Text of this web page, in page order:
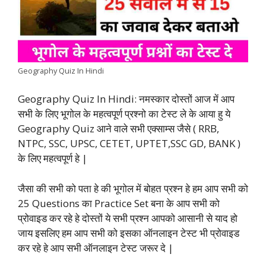
o
o
k
A
p
e
r
d
I
n
r
a
m
i
n
k
Geography Quiz In Hindi
Geography Quiz In Hindi: नमस्कार दोस्तों आज में आप
सभी के लिए भूगोल के महत्वपूर्ण प्रश्नो का टेस्ट ले के आया हु ये
Geography Quiz आने वाले सभी एक्साम्स जैसे ( RRB,
NTPC, SSC, UPSC, CETET, UPTET,SSC GD, BANK )
के लिए महत्वपूर्ण हे |
जैसा की सभी को पता हे की भूगोल में बोहत प्रश्न हे हम आप सभी को
25 Questions का Practice Set बना के आप सभी को
प्रोवाइड कर रहे हे दोस्तों ये सभी प्रश्न आपको आसानी से याद हो
जाय इसलिए हम आप सभी को इसका ऑनलाइन टेस्ट भी प्रोवाइड
कर रहे हे आप सभी ऑनलाइन टेस्ट जरूर दे |